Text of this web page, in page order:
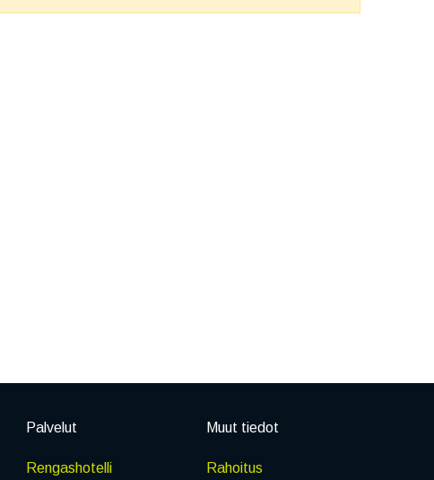
Palvelut
Rengashotelli
Muut tiedot
Rahoitus